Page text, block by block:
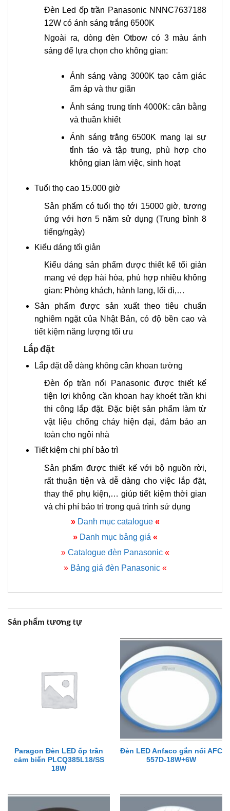
Đèn Led ốp trần Panasonic NNNC7637188
12W có ánh sáng trắng 6500K
Ngoài ra, dòng đèn Otbow có 3 màu ánh
sáng để lựa chọn cho không gian:
Ánh sáng vàng 3000K tạo cảm giác
ấm áp và thư giãn
Ánh sáng trung tính 4000K: cân bằng
và thuần khiết
Ánh sáng trắng 6500K mang lại sự
tỉnh táo và tập trung, phù hợp cho
không gian làm việc, sinh hoạt
Tuổi thọ cao 15.000 giờ
Sản phẩm có tuổi thọ tới 15000 giờ, tương
ứng với hơn 5 năm sử dụng (Trung bình 8
tiếng/ngày)
Kiểu dáng tối giản
Kiểu dáng sản phẩm được thiết kế tối giản
mang vẻ đẹp hài hòa, phù hợp nhiều không
gian: Phòng khách, hành lang, lối đi,…
Sản phẩm được sản xuất theo tiêu chuẩn
nghiêm ngặt của Nhật Bản, có độ bền cao và
tiết kiệm năng lượng tối ưu
Lắp đặt
Lắp đặt dễ dàng không cần khoan tường
Đèn ốp trần nổi Panasonic được thiết kế
tiện lợi không cần khoan hay khoét trần khi
thi công lắp đặt. Đặc biệt sản phẩm làm từ
vật liệu chống cháy hiện đại, đảm bảo an
toàn cho ngôi nhà
Tiết kiệm chi phí bảo trì
Sản phẩm được thiết kế với bộ nguồn rời,
rất thuận tiện và dễ dàng cho việc lắp đặt,
thay thế phụ kiện,… giúp tiết kiệm thời gian
và chi phí bảo trì trong quá trình sử dụng
» Danh mục catalogue «
» Danh mục bảng giá «
»Catalogue đèn Panasonic«
»Bảng giá đèn Panasonic«
Sản phẩm tương tự
Paragon Đèn LED ốp trần
cảm biến PLCQ385L18/SS
18W
Đèn LED Anfaco gắn nổi AFC
557D-18W+6W